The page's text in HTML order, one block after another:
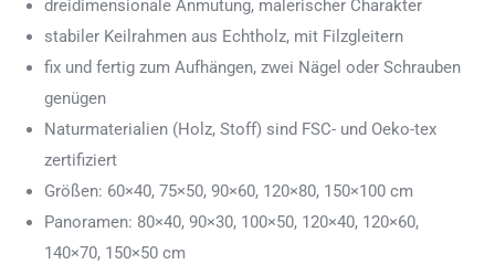
dreidimensionale Anmutung, malerischer Charakter
stabiler Keilrahmen aus Echtholz, mit Filzgleitern
fix und fertig zum Aufhängen, zwei Nägel oder Schrauben
genügen
Naturmaterialien (Holz, Stoff) sind FSC- und Oeko-tex
zertifiziert
Größen: 60×40, 75×50, 90×60, 120×80, 150×100 cm
Panoramen: 80×40, 90×30, 100×50, 120×40, 120×60,
140×70, 150×50 cm